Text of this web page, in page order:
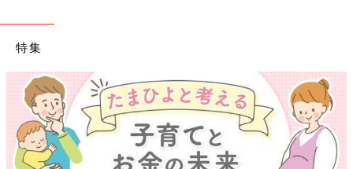
特集
【ワクチン接種できるものも】妊婦の感染症対策、知っておい